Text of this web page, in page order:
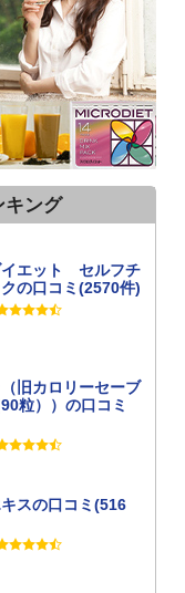
キング
イエット セルフチ
の口コミ(2570件)
旧カロリーセーブ
粒））の口コミ
スの口コミ(516